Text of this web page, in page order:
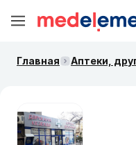
Главная Аптеки,